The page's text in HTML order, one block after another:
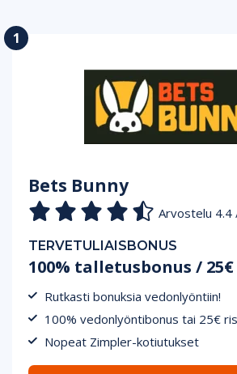
Bets Bunny
Arvostelu 4.4
TERVETULIAISBONUS
100% talletusbonus /
Rutkasti bonuksia vedonlyöntiin!
100% vedonlyöntibonus tai 25€
Nopeat Zimpler-kotiutukset